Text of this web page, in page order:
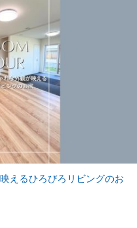
えるひろびろリビングのお